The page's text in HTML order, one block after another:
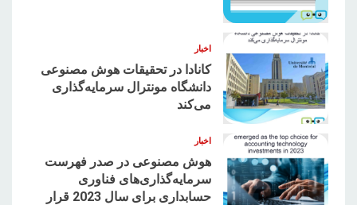
3
4
اخبار
کانادا در تحقیقات هوش مصنوعی
دانشگاه مونترال سرمایه‌گذاری
می‌کند
اخبار
هوش مصنوعی در صدر فهرست
سرمایه‌گذاری‌های فناوری
حسابداری برای سال 2023 قرار